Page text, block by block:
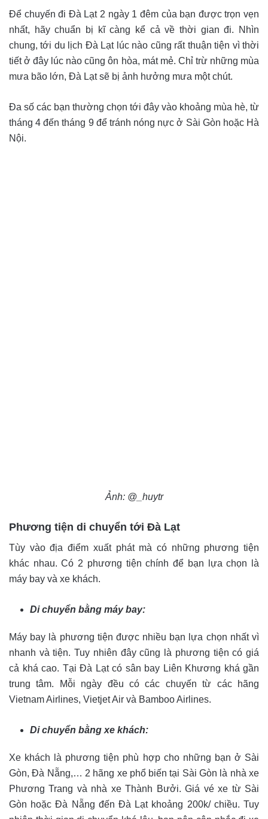
Để chuyến đi Đà Lạt 2 ngày 1 đêm của bạn được trọn vẹn
nhất, hãy chuẩn bị kĩ càng kể cả về thời gian đi. Nhìn
chung, tới du lịch Đà Lạt lúc nào cũng rất thuận tiện vì thời
tiết ở đây lúc nào cũng ôn hòa, mát mẻ. Chỉ trừ những mùa
mưa bão lớn, Đà Lạt sẽ bị ảnh hưởng mưa một chút.
Đa số các bạn thường chọn tới đây vào khoảng mùa hè, từ
tháng 4 đến tháng 9 để tránh nóng nực ở Sài Gòn hoặc Hà
Nội.
Ảnh: @_huytr
Phương tiện di chuyển tới Đà Lạt
Tùy vào địa điểm xuất phát mà có những phương tiện
khác nhau. Có 2 phương tiện chính để bạn lựa chọn là
máy bay và xe khách.
Di chuyển bằng máy bay:
Máy bay là phương tiện được nhiều bạn lựa chọn nhất vì
nhanh và tiện. Tuy nhiên đây cũng là phương tiện có giá
cả khá cao. Tại Đà Lạt có sân bay Liên Khương khá gần
trung tâm. Mỗi ngày đều có các chuyến từ các hãng
Vietnam Airlines, Vietjet Air và Bamboo Airlines.
Di chuyển bằng xe khách:
Xe khách là phương tiện phù hợp cho những bạn ở Sài
Gòn, Đà Nẵng,… 2 hãng xe phổ biến tại Sài Gòn là nhà xe
Phương Trang và nhà xe Thành Bưởi. Giá vé xe từ Sài
Gòn hoặc Đà Nẵng đến Đà Lạt khoảng 200k/ chiều. Tuy